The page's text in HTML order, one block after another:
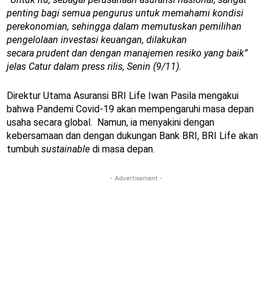
penting bagi semua pengurus untuk memahami kondisi
perekonomian, sehingga dalam memutuskan pemilihan
pengelolaan investasi keuangan, dilakukan
secara prudent dan dengan manajemen resiko yang baik”
jelas Catur dalam press rilis, Senin (9/11).
Direktur Utama Asuransi BRI Life Iwan Pasila mengakui
bahwa Pandemi Covid-19 akan mempengaruhi masa depan
usaha secara global. Namun, ia menyakini dengan
kebersamaan dan dengan dukungan Bank BRI, BRI Life akan
tumbuh sustainable di masa depan.
- Advertisement -